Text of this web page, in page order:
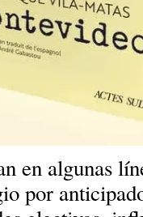
en algunas
por